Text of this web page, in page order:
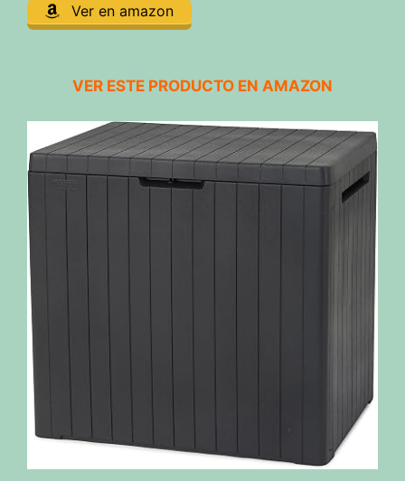
Ver en amazon
VER ESTE PRODUCTO EN AMAZON